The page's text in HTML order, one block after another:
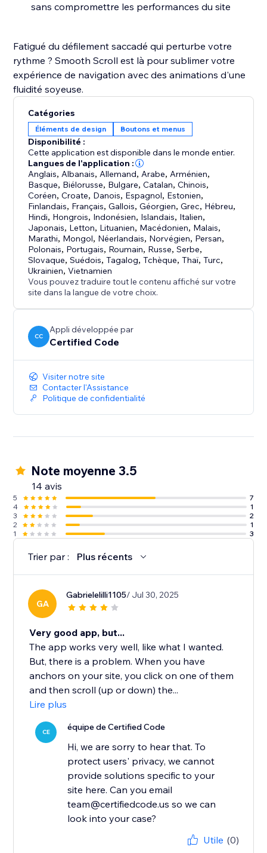
sans compromettre les performances du site
Fatigué du défilement saccadé qui perturbe votre
rythme ? Smooth Scroll est là pour sublimer votre
expérience de navigation avec des animations d'une
fluidité soyeuse.
Catégories
Éléments de design Boutons et menus
Disponibilité :
Cette application est disponible dans le monde entier.
Langues de l'application :
Anglais, Albanais, Allemand, Arabe, Arménien,
Basque, Biélorusse, Bulgare,Catalan,Chinois,
Coréen,Croate, Danois, Espagnol, Estonien,
Finlandais, Français,Gallois,Géorgien,Grec, Hébreu,
Hindi, Hongrois, Indonésien, Islandais, Italien,
Japonais, Letton, Lituanien, Macédonien, Malais,
Marathi, Mongol, Néerlandais, Norvégien, Persan,
Polonais, Portugais, Roumain, Russe,Serbe,
Slovaque,Suédois,Tagalog,Tchèque,Thaï,Turc,
Ukrainien,Vietnamien
Vous pouvez traduire tout le contenu affiché sur votre
site dans la langue de votre choix.
CC
Appli développée par
Certified Code
Visiter notre site
Contacter l'Assistance
Politique de confidentialité
Note moyenne 3.5
14 avis
5
7
4
1
3
2
2
1
1
3
Trier par : Plus récents
GA
Gabrielelilli1105/ Jul 30, 2025
Very good app, but...
The app works very well, like what I wanted.
But, there is a problem. When you have
anchors on your site, you click on one of them
and then scroll (up or down) the...
Lire plus
CE équipe de Certified Code
Hi, we are sorry to hear that. To
protect users' privacy, we cannot
provide solutions specific to your
site here. Can you email
team@certifiedcode.us so we can
look into your case?
Utile (0)